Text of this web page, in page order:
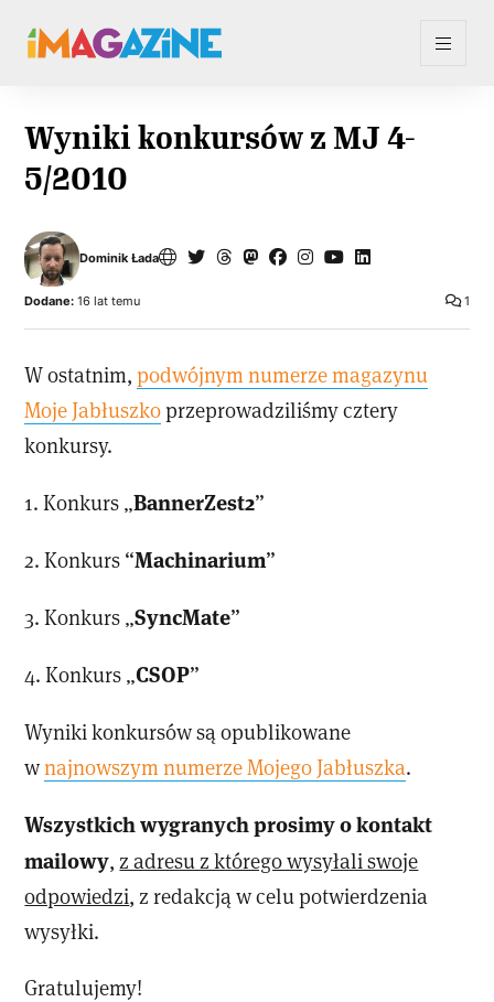
Wyniki konkursów z MJ 4-
5/2010
Dominik Łada
1
Dodane: 16 lat temu
W ostatnim,podwójnym numerze magazynu
Moje Jabłuszkoprzeprowadziliśmy cztery
konkursy.
1. Konkurs „BannerZest2”
2. Konkurs “Machinarium”
3. Konkurs „SyncMate”
4. Konkurs „CSOP”
Wyniki konkursów są opublikowane
wnajnowszym numerze Mojego Jabłuszka.
Wszystkich wygranych prosimy o kontakt
mailowy, z adresu z którego wysyłali swoje
odpowiedzi, z redakcją w celu potwierdzenia
wysyłki.
Gratulujemy!